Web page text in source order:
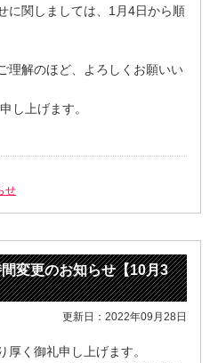
に関しましては、1月4日から順
理解のほど、よろしくお願いい
し上げます。
せ
変更のお知らせ【10月3
更新日：2022年09月28日
く御礼申し上げます。